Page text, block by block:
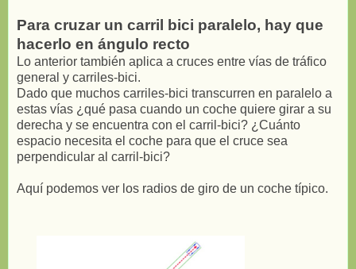
Para cruzar un carril bici paralelo, hay que
hacerlo en ángulo recto
Lo anterior también aplica a cruces entre vías de tráfico
general y carriles-bici.
Dado que muchos carriles-bici transcurren en paralelo a
estas vías ¿qué pasa cuando un coche quiere girar a su
derecha y se encuentra con el carril-bici? ¿Cuánto
espacio necesita el coche para que el cruce sea
perpendicular al carril-bici?
Aquí podemos ver los radios de giro de un coche típico.